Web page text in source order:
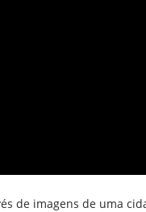
de imagens de uma